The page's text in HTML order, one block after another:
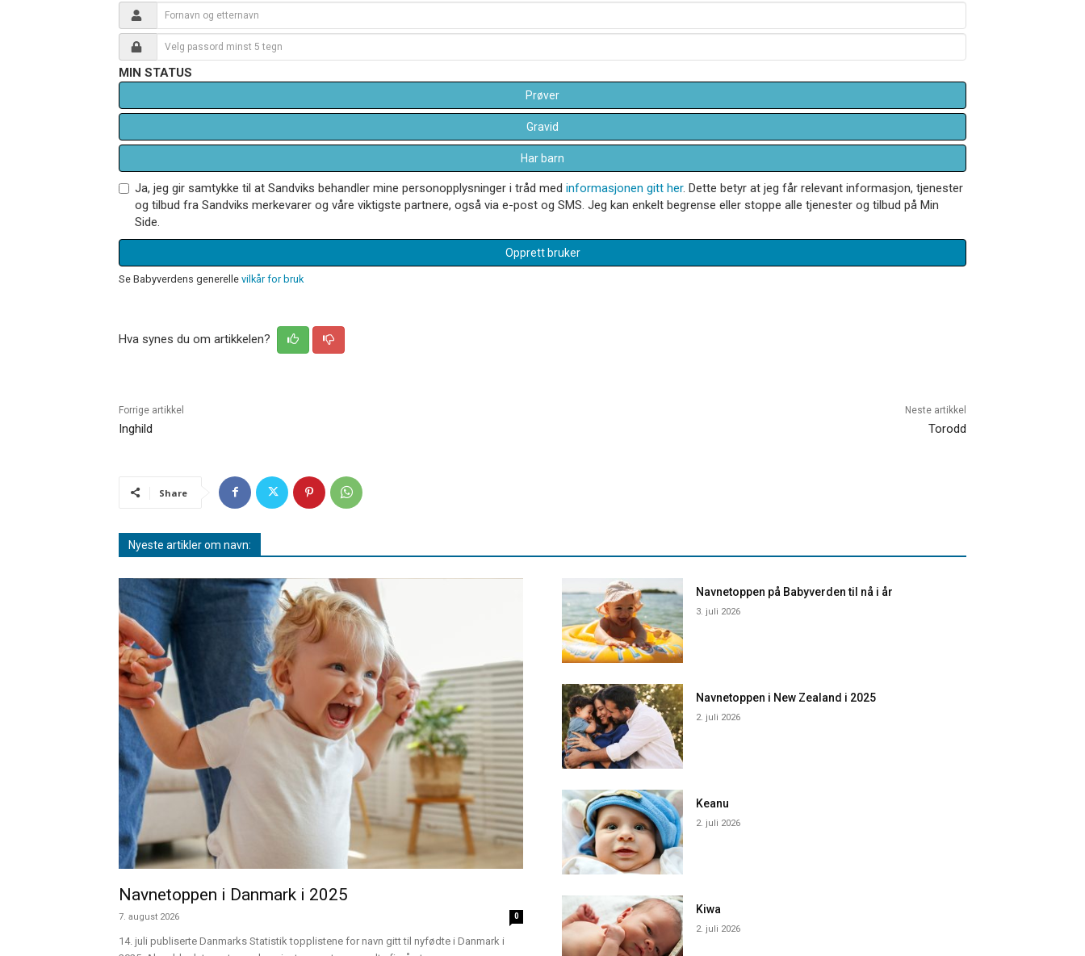
MIN STATUS
Prøver
Gravid
Har barn
Ja, jeg gir samtykke til at Sandviks behandler mine personopplysninger i tråd med informasjonen gitt her. Dette betyr at jeg får relevant informasjon, tjenester
og tilbud fra Sandviks merkevarer og våre viktigste partnere, også via e-post og SMS. Jeg kan enkelt begrense eller stoppe alle tjenester og tilbud på Min
Side.
Opprett bruker
Se Babyverdens generelle vilkår for bruk
Hva synes du om artikkelen?
Forrige artikkel
Inghild
Neste artikkel
Torodd
Share
Nyeste artikler om navn:
Navnetoppen i Danmark i 2025
7. august 2026 0
14. juli publiserte Danmarks Statistik topplistene for navn gitt til nyfødte i Danmark i
Navnetoppen på Babyverden til nå i år
3. juli 2026
Navnetoppen i New Zealand i 2025
2. juli 2026
Keanu
2. juli 2026
Kiwa
2. juli 2026